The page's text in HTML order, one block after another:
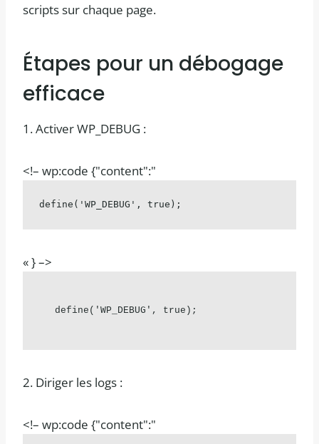
scripts sur chaque page.
Étapes pour un débogage
efficace
1. Activer WP_DEBUG :
<!– wp:code {"content":"
define('WP_DEBUG', true);
« } –>
define('WP_DEBUG', true);
2. Diriger les logs :
<!– wp:code {"content":"